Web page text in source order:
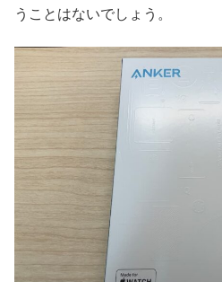
うことはないでしょう。